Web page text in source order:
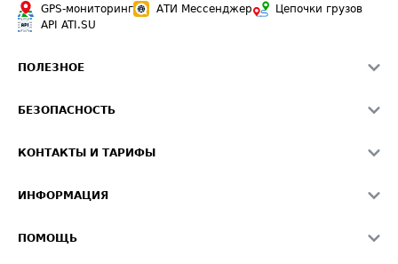
GPS-мониторинг
АТИ Мессенджер
Цепочки грузов
API ATI.SU
ПОЛЕЗНОЕ
Звезды ATI.SU на вашем сайте
Средние ставки
БЕЗОПАСНОСТЬ
Светофор+
О формировании Паспорта
КОНТАКТЫ И ТАРИФЫ
Реклама на сайте
ИНФОРМАЦИЯ
ПОМОЩЬ